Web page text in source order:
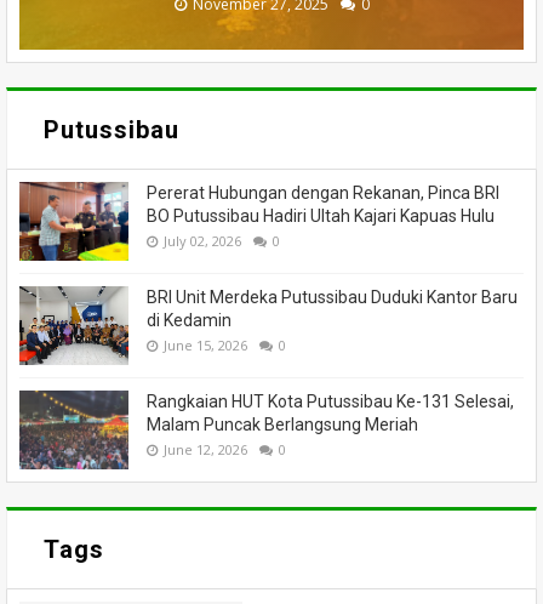
July 05, 2026 0
November 27, 2025 0
March 26, 2025 0
March 13, 2025 0
February 18, 2025 0
Putussibau
Pererat Hubungan dengan Rekanan, Pinca BRI
BO Putussibau Hadiri Ultah Kajari Kapuas Hulu
July 02, 2026 0
BRI Unit Merdeka Putussibau Duduki Kantor Baru
di Kedamin
June 15, 2026 0
Rangkaian HUT Kota Putussibau Ke-131 Selesai,
Malam Puncak Berlangsung Meriah
June 12, 2026 0
Tags